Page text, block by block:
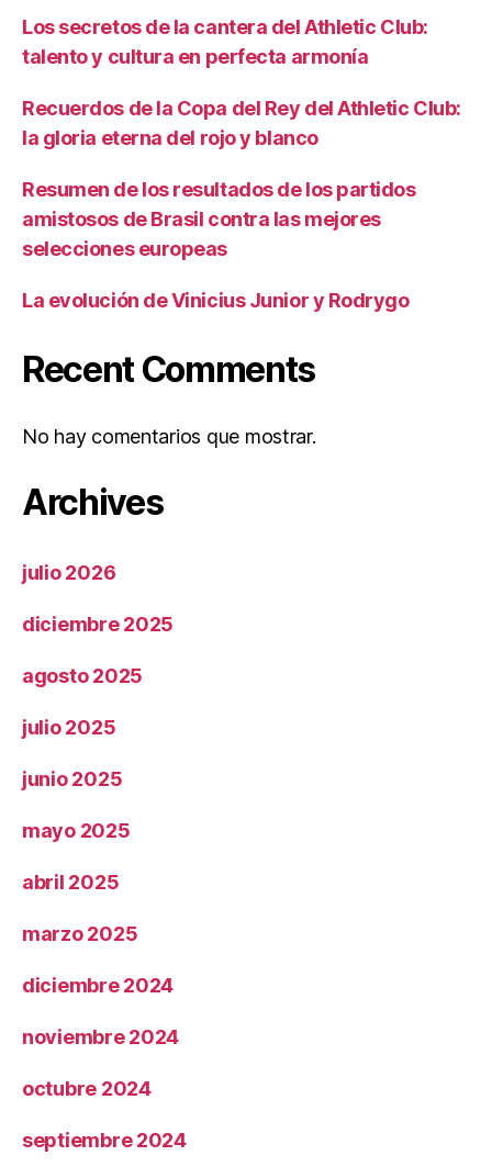
Los secretos de la cantera del Athletic Club:
talento y cultura en perfecta armonía
Recuerdos de la Copa del Rey del Athletic Club:
la gloria eterna del rojo y blanco
Resumen de los resultados de los partidos
amistosos de Brasil contra las mejores
selecciones europeas
La evolución de Vinicius Junior y Rodrygo
Recent Comments
No hay comentarios que mostrar.
Archives
julio 2026
diciembre 2025
agosto 2025
julio 2025
junio 2025
mayo 2025
abril 2025
marzo 2025
diciembre 2024
noviembre 2024
octubre 2024
septiembre 2024